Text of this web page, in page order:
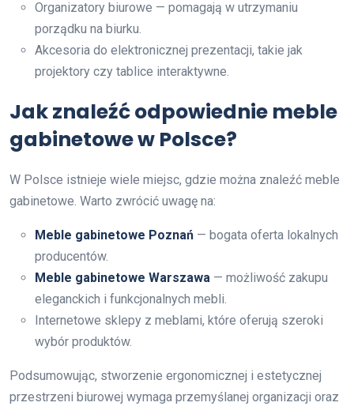
Organizatory biurowe — pomagają w utrzymaniu
porządku na biurku.
Akcesoria do elektronicznej prezentacji, takie jak
projektory czy tablice interaktywne.
Jak znaleźć odpowiednie meble
gabinetowe w Polsce?
W Polsce istnieje wiele miejsc, gdzie można znaleźć meble
gabinetowe. Warto zwrócić uwagę na:
Meble gabinetowe Poznań — bogata oferta lokalnych
producentów.
Meble gabinetowe Warszawa — możliwość zakupu
eleganckich i funkcjonalnych mebli.
Internetowe sklepy z meblami, które oferują szeroki
wybór produktów.
Podsumowując, stworzenie ergonomicznej i estetycznej
przestrzeni biurowej wymaga przemyślanej organizacji oraz